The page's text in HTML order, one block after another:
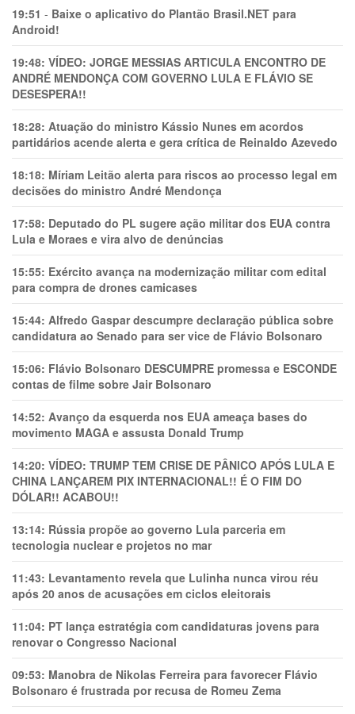
19:51 - Baixe o aplicativo do Plantão Brasil.NET para
Android!
19:48: VÍDEO: JORGE MESSIAS ARTICULA ENCONTRO DE
ANDRÉ MENDONÇA COM GOVERNO LULA E FLÁVIO SE
DESESPERA!!
18:28: Atuação do ministro Kássio Nunes em acordos
partidários acende alerta e gera crítica de Reinaldo Azevedo
18:18: Míriam Leitão alerta para riscos ao processo legal em
decisões do ministro André Mendonça
17:58: Deputado do PL sugere ação militar dos EUA contra
Lula e Moraes e vira alvo de denúncias
15:55: Exército avança na modernização militar com edital
para compra de drones camicases
15:44: Alfredo Gaspar descumpre declaração pública sobre
candidatura ao Senado para ser vice de Flávio Bolsonaro
15:06: Flávio Bolsonaro DESCUMPRE promessa e ESCONDE
contas de filme sobre Jair Bolsonaro
14:52: Avanço da esquerda nos EUA ameaça bases do
movimento MAGA e assusta Donald Trump
14:20: VÍDEO: TRUMP TEM CRlSE DE PÂNlCO APÓS LULA E
CHINA LANÇAREM PIX INTERNACIONAL!! É O FIM DO
DÓLAR!! ACABOU!!
13:14: Rússia propõe ao governo Lula parceria em
tecnologia nuclear e projetos no mar
11:43: Levantamento revela que Lulinha nunca virou réu
após 20 anos de acusações em ciclos eleitorais
11:04: PT lança estratégia com candidaturas jovens para
renovar o Congresso Nacional
09:53: Manobra de Nikolas Ferreira para favorecer Flávio
Bolsonaro é frustrada por recusa de Romeu Zema